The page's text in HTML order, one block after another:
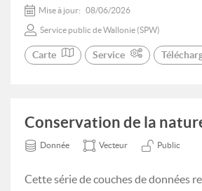
Mise à jour: 08/06/2026
Service public de Wallonie (SPW)
Carte Service
Conservation de la
Donnée Vecteur Public
Cette série de couches de données